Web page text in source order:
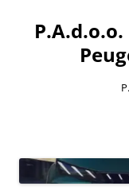
sadržaja